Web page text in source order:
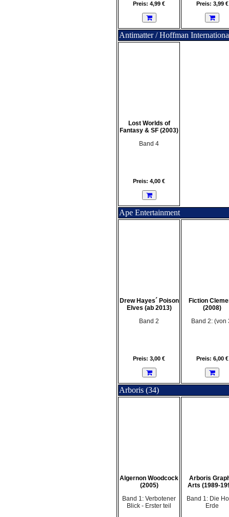
Preis: 4,99 € Preis: 3,99 €
Antimatter / Hoffman
Lost Worlds of
Fantasy & SF (2003)
Band 4
Preis: 4,00 €
Ape Entertainment
Drew Hayes´ Poison
Elves (ab 2013)
Band 2
Preis: 3,00 €
Fiction
(2008)
Band 2: (von
Preis: 6,00 €
Arboris (34)
Algernon Woodcock
(2005)
Band 1: Verbotener
Blick - Erster teil
Arboris
Arts (1989-
Band 1: Die
Erde